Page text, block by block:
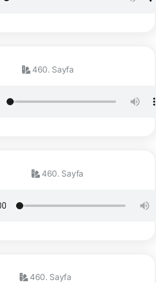
460. Sayfa
460. Sayfa
460. Sayfa